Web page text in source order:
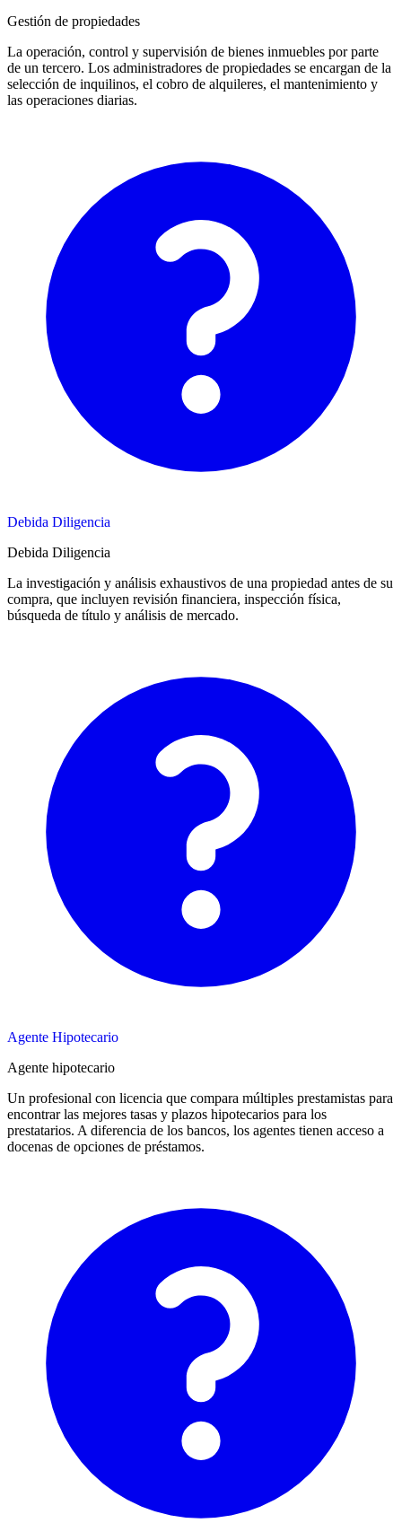
Gestión de propiedades
La operación, control y supervisión de bienes inmuebles por parte
de un tercero. Los administradores de propiedades se encargan de la
selección de inquilinos, el cobro de alquileres, el mantenimiento y
las operaciones diarias.
Debida Diligencia
Debida Diligencia
La investigación y análisis exhaustivos de una propiedad antes de su
compra, que incluyen revisión financiera, inspección física,
búsqueda de título y análisis de mercado.
Agente Hipotecario
Agente hipotecario
Un profesional con licencia que compara múltiples prestamistas para
encontrar las mejores tasas y plazos hipotecarios para los
prestatarios. A diferencia de los bancos, los agentes tienen acceso a
docenas de opciones de préstamos.